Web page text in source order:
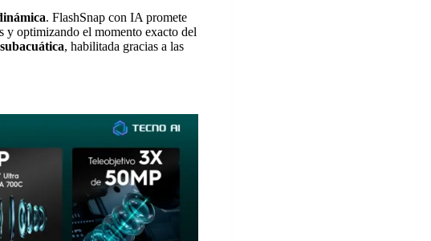
. FlashSnap con IA promete
y optimizando el momento exacto del
, habilitada gracias a las